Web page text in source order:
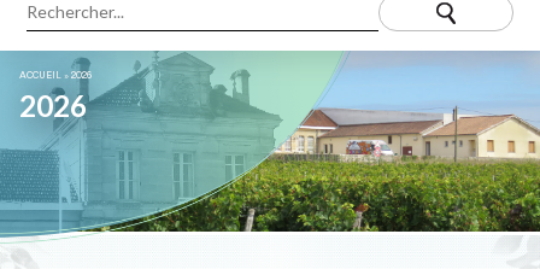
ACCUEIL »2026
2026